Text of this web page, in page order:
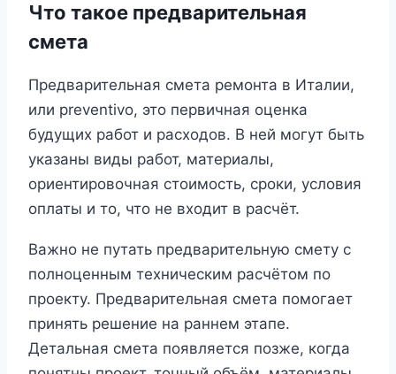
Что такое предварительная
смета
Предварительная смета ремонта в Италии,
или preventivo, это первичная оценка
будущих работ и расходов. В ней могут быть
указаны виды работ, материалы,
ориентировочная стоимость, сроки, условия
оплаты и то, что не входит в расчёт.
Важно не путать предварительную смету с
полноценным техническим расчётом по
проекту. Предварительная смета помогает
принять решение на раннем этапе.
Детальная смета появляется позже, когда